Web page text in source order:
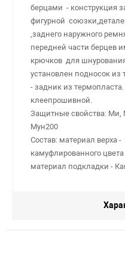
берцами - конструкция
фигурной
,заднего наружного
передней части берцев
крючков для
установлен подносок из
- задник из
Защитные свойства: Ми,
Состав: материал верха
камуфлированного
материал подкладки -